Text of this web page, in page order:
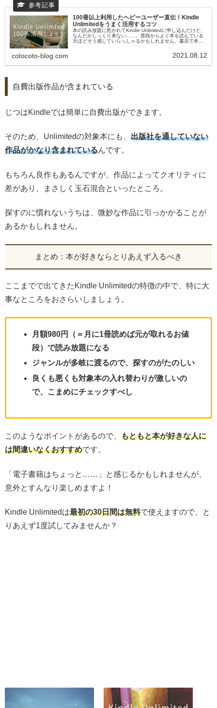
100冊以上利用したヘビーユーザー直伝！Kindle
Unlimitedをうまく活用するコツ
本の読み放題に惹かれてKindle Unlimitedに申し込んだけど、
なんだかしっくり来ない……。普段からよく本を読んでいる
方ほどそう感じていらっしゃるかもしれません。書店で本を
cotocoto-blog.com 2021.08.12
自費出版作品が含まれている
じつはKindleでは簡単に自費出版ができます。
そのため、Unlimitedの対象本にも、 出版社を通していない
作品がかなり含まれているんです。
もちろん良作もあるんですが、作品によってクオリティに
差があり、まさしく玉石混合といったところ。
探すのに慣れないうちは、微妙な作品に引っかかることが
あるかもしれません。
まとめ：本が好きならとりあえず入るべき
ここまでで出てきたKindle Unlimitedの特徴の中で、特に大
事なところをおさらいしましょう。
月額980円（＝月に1冊読めば元が取れるお値
段）で読み放題になる
ジャンルが多岐に渡るので、探すのがたのしい
良くも悪くも対象本の入れ替わりが激しいの
で、こまめにチェックすべし
このようなポイントがあるので、 もともと本が好きな人に
は間違いなくおすすめです。
「電子書籍はちょっと……」と感じるかもしれませんが、
意外とすんなり楽しめますよ！
Kindle Unlimitedは最初の30日間は無料で使えますので、と
りあえず1度試してみませんか？